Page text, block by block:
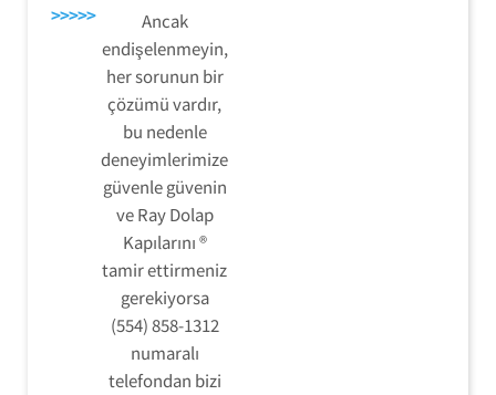
>>>>>
Ancak
endişelenmeyin,
her sorunun bir
çözümü vardır,
bu nedenle
deneyimlerimize
güvenle güvenin
ve Ray Dolap
Kapılarını ®
tamir ettirmeniz
gerekiyorsa
(554) 858-1312
numaralı
telefondan bizi